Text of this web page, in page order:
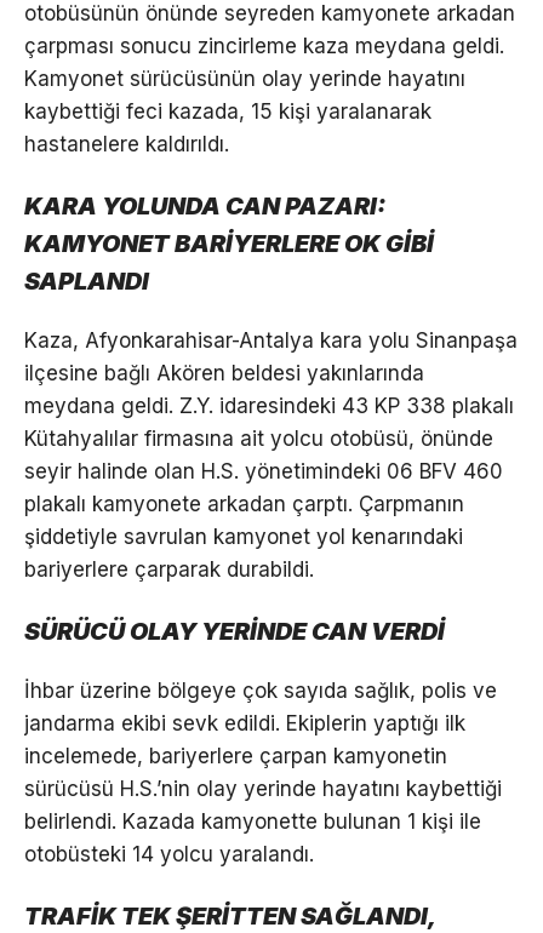
otobüsünün önünde seyreden kamyonete arkadan
çarpması sonucu zincirleme kaza meydana geldi.
Kamyonet sürücüsünün olay yerinde hayatını
kaybettiği feci kazada, 15 kişi yaralanarak
hastanelere kaldırıldı.
KARA YOLUNDA CAN PAZARI:
KAMYONET BARİYERLERE OK GİBİ
SAPLANDI
Kaza, Afyonkarahisar-Antalya kara yolu Sinanpaşa
ilçesine bağlı Akören beldesi yakınlarında
meydana geldi. Z.Y. idaresindeki 43 KP 338 plakalı
Kütahyalılar firmasına ait yolcu otobüsü, önünde
seyir halinde olan H.S. yönetimindeki 06 BFV 460
plakalı kamyonete arkadan çarptı. Çarpmanın
şiddetiyle savrulan kamyonet yol kenarındaki
bariyerlere çarparak durabildi.
SÜRÜCÜ OLAY YERİNDE CAN VERDİ
İhbar üzerine bölgeye çok sayıda sağlık, polis ve
jandarma ekibi sevk edildi. Ekiplerin yaptığı ilk
incelemede, bariyerlere çarpan kamyonetin
sürücüsü H.S.’nin olay yerinde hayatını kaybettiği
belirlendi. Kazada kamyonette bulunan 1 kişi ile
otobüsteki 14 yolcu yaralandı.
TRAFİK TEK ŞERİTTEN SAĞLANDI,